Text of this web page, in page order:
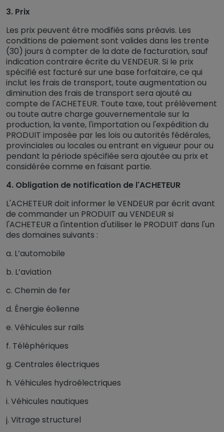
3. Prix
Les prix peuvent être modifiés sans préavis. Les
conditions de paiement sont valides dans les trente
(30) jours à compter de la date de facturation, sauf
indication contraire écrite du VENDEUR. Si le prix
spécifié est facturé sur une base forfaitaire, ce qui
inclut les frais de transport, toute augmentation ou
diminution des frais de transport sera ajouté au
compte de l'ACHETEUR. Toute taxe, tout prélèvement
ou toute autre charge gouvernementale sur la
production, la vente, l'importation ou l'expédition du
PRODUIT imposée par les lois ou autorités fédérales,
provinciales ou locales ou entrant en vigueur pour ou
pendant la période spécifiée sera ajoutée au prix et
considérée comme en faisant partie.
4. Obligation de notification de l'ACHETEUR
L'ACHETEUR doit informer le VENDEUR par écrit avant
de commander un PRODUIT au VENDEUR si
l'ACHETEUR a l'intention d'utiliser le PRODUIT dans l'un
des domaines suivants :
a. L’automobile
b. L’aviation
c. Chemin de fer
d. Énergie éolienne
e. Véhicules sur rails
f. Téléphériques
g. Centrales électriques
h. Véhicules hydroélectriques
i. Véhicules nautiques
j. Vitrage structurel